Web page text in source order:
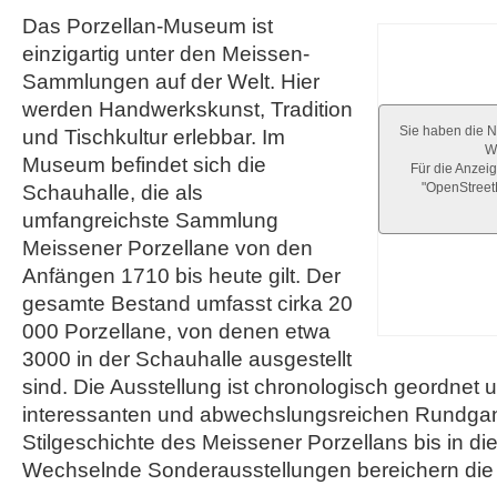
Sie haben die
Für die
Das Porzellan-Museum ist
einzigartig unter den Meissen-
Sammlungen auf der Welt. Hier
werden Handwerkskunst, Tradition
und Tischkultur erlebbar. Im
Museum befindet sich die
Schauhalle, die als
umfangreichste Sammlung
Meissener Porzellane von den
Anfängen 1710 bis heute gilt. Der
gesamte Bestand umfasst cirka 20
000 Porzellane, von denen etwa
3000 in der Schauhalle ausgestellt
sind. Die Ausstellung ist chronologisch geordnet
interessanten und abwechslungsreichen
Stilgeschichte des Meissener Porzellans bis in
Wechselnde Sonderausstellungen bereichern